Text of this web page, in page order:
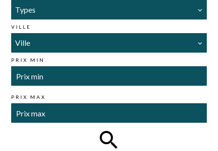
Types
VILLE
Ville
PRIX MIN
PRIX MAX